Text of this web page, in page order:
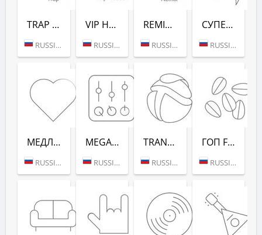
TRAP (РАДИО РЕКОРД)
RUSSIA (MOSCOW)
VIP HOUSE (РАДИО РЕКОРД)
RUSSIA (MOSCOW)
REMIX (РАДИО РЕКОРД)
RUSSIA (MOSCOW)
СУПЕРДИСКОТЕКА 90-Х (РАДИО РЕКОРД)
RUSSIA (MOSCOW)
МЕДЛЯК FM (РАДИО РЕКОРД)
RUSSIA (MOSCOW)
MEGAMIX (РАДИО РЕКОРД)
RUSSIA (MOSCOW)
TRANCEMISSION (РАДИО РЕКОРД)
RUSSIA (MOSCOW)
ГОП FM (РАДИО РЕКОРД)
RUSSIA (MOSCOW)